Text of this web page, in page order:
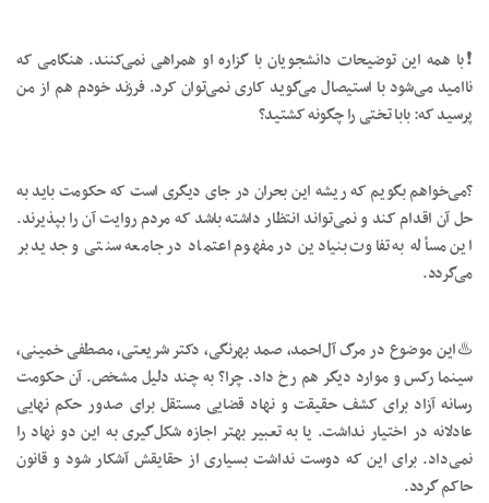
❗️با همه این توضیحات دانشجویان با گزاره او همراهی نمی‌کنند. هنگامی که
ناامید می‌شود با استیصال می‌گوید کاری نمی‌توان کرد. فرزند خودم هم از من
پرسید که: بابا تختی را چگونه کشتید؟
?می‌خواهم بگویم که ریشه این بحران در جای دیگری است که حکومت باید به
حل آن اقدام کند و نمی‌تواند انتظار داشته باشد که مردم روایت آن را بپذیرند.
این مسأله به تفاوت بنیادین در مفهوم اعتماد در جامعه سنتی و جدید بر
می‌گردد.
♨️این موضوع در مرگ آل‌احمد، صمد بهرنگی، دکتر شریعتی، مصطفی خمینی،
سینما رکس و موارد دیگر هم رخ داد. چرا؟ به چند دلیل مشخص. آن حکومت
رسانه آزاد برای کشف حقیقت و نهاد قضایی مستقل برای صدور حکم نهایی
عادلانه در اختیار نداشت. یا به تعبیر بهتر اجازه شکل‌گیری به این دو نهاد را
نمی‌داد. برای این که دوست نداشت بسیاری از حقایقش آشکار شود و قانون
حاکم گردد.